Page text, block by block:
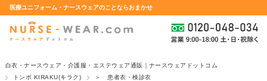
医療ユニフォーム・ナースウェアのことならおまかせ
白衣・ナースウェア・介護服・エステウェア通販｜ナースウェアドットコム
トンボ KIRAKU(キラク)
＞ 患者衣・検診衣